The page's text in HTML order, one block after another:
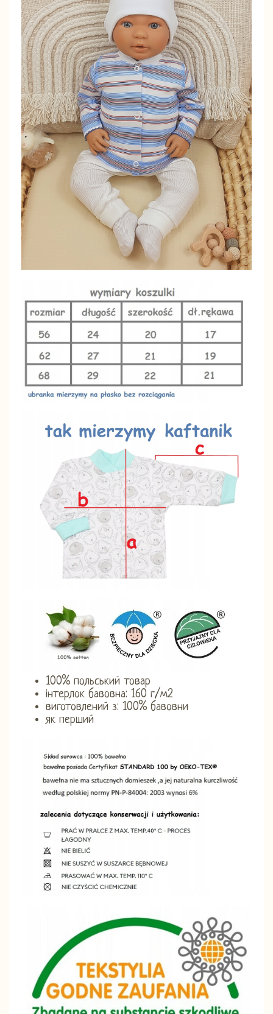
100% польський товар
інтерлок бавовна: 160 г/м2
виготовлений з: 100% бавовни
як перший